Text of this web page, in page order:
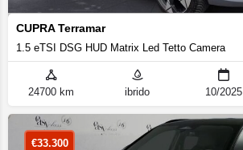
CUPRA Terramar
1.5 eTSI DSG HUD Matrix Led Tetto Camera
24700 km ibrido 10/2025
€33.300